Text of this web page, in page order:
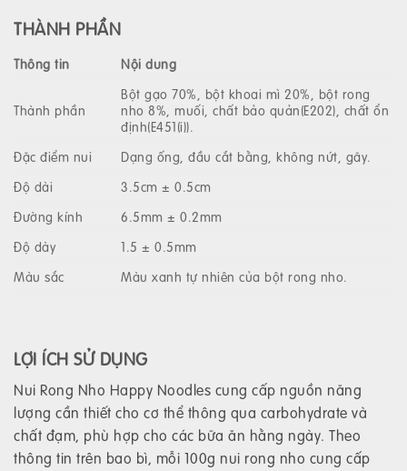
THÀNH PHẦN
Thông tin Nội dung
Thành phần
Bột gạo 70%, bột khoai mì 20%, bột rong
nho 8%, muối, chất bảo quản(E202), chất ổn
định(E451(i)).
Đặc điểm nui
Dạng ống, đầu cắt bằng, không nứt, gãy.
Độ dài
3.5cm ± 0.5cm
Đường kính
6.5mm ± 0.2mm
Độ dày
1.5 ± 0.5mm
Màu sắc
Màu xanh tự nhiên của bột rong nho.
LỢI ÍCH SỬ DỤNG
Nui Rong Nho Happy Noodles cung cấp nguồn năng
lượng cần thiết cho cơ thể thông qua carbohydrate và
chất đạm, phù hợp cho các bữa ăn hằng ngày. Theo
thông tin trên bao bì, mỗi 100g nui rong nho cung cấp